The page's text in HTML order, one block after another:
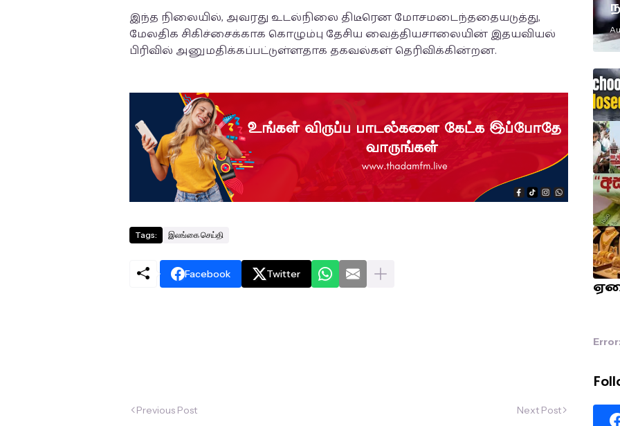
இந்த நிலையில், அவரது உடல்நிலை திடீரென மோசமடைந்ததையடுத்து,
மேலதிக சிகிச்சைக்காக கொழும்பு தேசிய வைத்தியசாலையின் இதயவியல்
பிரிவில் அனுமதிக்கப்பட்டுள்ளதாக தகவல்கள் தெரிவிக்கின்றன.
Tags: இலங்கை செய்தி
Facebook Twitter
Previous Post Next Post